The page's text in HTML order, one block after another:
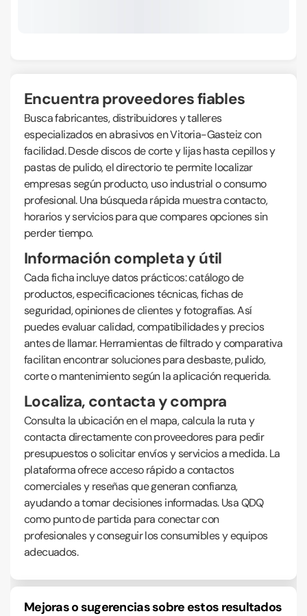
Encuentra proveedores fiables
Busca fabricantes, distribuidores y talleres
especializados en abrasivos en Vitoria-Gasteiz con
facilidad. Desde discos de corte y lijas hasta cepillos y
pastas de pulido, el directorio te permite localizar
empresas según producto, uso industrial o consumo
profesional. Una búsqueda rápida muestra contacto,
horarios y servicios para que compares opciones sin
perder tiempo.
Información completa y útil
Cada ficha incluye datos prácticos: catálogo de
productos, especificaciones técnicas, fichas de
seguridad, opiniones de clientes y fotografías. Así
puedes evaluar calidad, compatibilidades y precios
antes de llamar. Herramientas de filtrado y comparativa
facilitan encontrar soluciones para desbaste, pulido,
corte o mantenimiento según la aplicación requerida.
Localiza, contacta y compra
Consulta la ubicación en el mapa, calcula la ruta y
contacta directamente con proveedores para pedir
presupuestos o solicitar envíos y servicios a medida. La
plataforma ofrece acceso rápido a contactos
comerciales y reseñas que generan confianza,
ayudando a tomar decisiones informadas. Usa QDQ
como punto de partida para conectar con
profesionales y conseguir los consumibles y equipos
adecuados.
Mejoras o sugerencias sobre estos resultados